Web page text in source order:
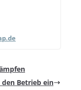
den Betrieb ein